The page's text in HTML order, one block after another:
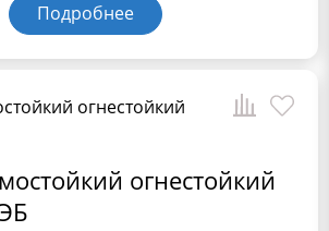
Подробнее
огнестойкий